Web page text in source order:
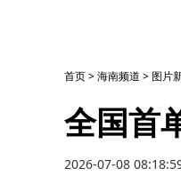
首页>海南频道 > 图片
全国首
2026-07-08